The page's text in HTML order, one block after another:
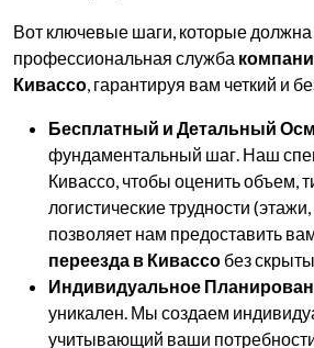
Вот ключевые шаги, которые
профессиональная служба
Кивассо, гарантируя вам четкий и
Бесплатный и Детальный
фундаментальный шаг. Наш
Кивассо, чтобы оценить объем,
логистические трудности
позволяет нам предоставить
переезда в Кивассо без
Индивидуальное
уникален. Мы создаем
учитывающий ваши